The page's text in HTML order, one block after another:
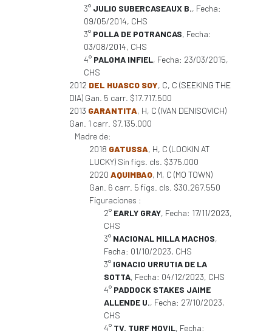
3° JULIO SUBERCASEAUX B., Fecha:
09/05/2014, CHS
3° POLLA DE POTRANCAS, Fecha:
03/08/2014, CHS
4° PALOMA INFIEL, Fecha: 23/03/2015,
CHS
2012 DEL HUASCO SOY, C, C (SEEKING THE
DIA) Gan. 5 carr. $17.717.500
2013 GARANTITA, H, C (IVAN DENISOVICH)
Gan. 1 carr. $7.135.000
Madre de:
2018 GATUSSA, H, C (LOOKIN AT
LUCKY) Sin figs. cls. $375.000
2020 AQUIMBAO, M, C (MO TOWN)
Gan. 6 carr. 5 figs. cls. $30.267.550
Figuraciones :
2° EARLY GRAY, Fecha: 17/11/2023,
CHS
3° NACIONAL MILLA MACHOS,
Fecha: 01/10/2023, CHS
3° IGNACIO URRUTIA DE LA
SOTTA, Fecha: 04/12/2023, CHS
4° PADDOCK STAKES JAIME
ALLENDE U., Fecha: 27/10/2023,
CHS
4° TV. TURF MOVIL, Fecha: